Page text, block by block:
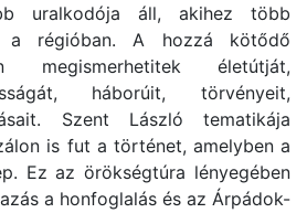
uralkodója áll, akihez több
a régióban. A hozzá kötődő
megismerhetitek életútját,
háborúit, törvényeit,
Szent László tematikája
is fut a történet, amelyben a
Ez az örökségtúra lényegében
a honfoglalás és az Árpádok-